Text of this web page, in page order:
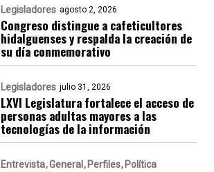
Legisladores agosto 2, 2026
Congreso distingue a cafeticultores
hidalguenses y respalda la creación de
su día conmemorativo
Legisladores julio 31, 2026
LXVI Legislatura fortalece el acceso de
personas adultas mayores a las
tecnologías de la información
Entrevista General Perfiles Política